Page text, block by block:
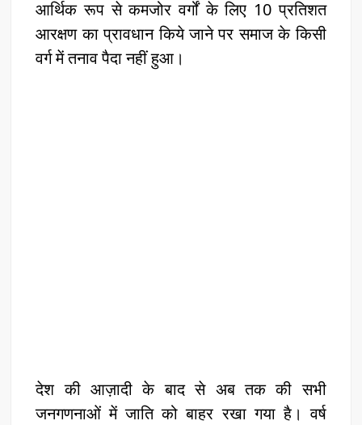
आर्थिक रूप से कमजोर वर्गों के लिए 10 प्रतिशत
आरक्षण का प्रावधान किये जाने पर समाज के किसी
वर्ग में तनाव पैदा नहीं हुआ।
देश की आज़ादी के बाद से अब तक की सभी
जनगणनाओं में जाति को बाहर रखा गया है। वर्ष